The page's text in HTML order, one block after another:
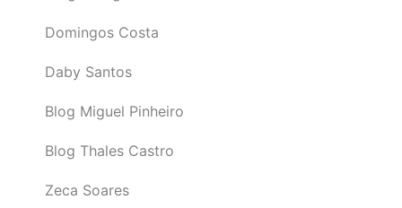
Domingos Costa
Daby Santos
Blog Miguel Pinheiro
Blog Thales Castro
Zeca Soares